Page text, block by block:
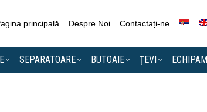
principală Despre Noi Contactați-ne
SEPARATOARE BUTOAIE ȚEVI